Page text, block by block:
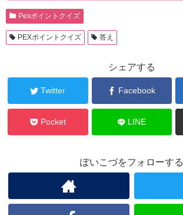
Pexポイントクイズ
PEXポイントクイズ 答え
シェアする
Twitter Facebook
Pocket LINE
ぽいこづをフォローする